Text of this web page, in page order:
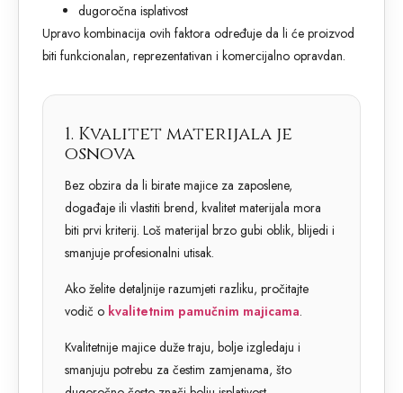
dugoročna isplativost
Upravo kombinacija ovih faktora određuje da li će proizvod
biti funkcionalan, reprezentativan i komercijalno opravdan.
1. Kvalitet materijala je
osnova
Bez obzira da li birate majice za zaposlene,
događaje ili vlastiti brend, kvalitet materijala mora
biti prvi kriterij. Loš materijal brzo gubi oblik, blijedi i
smanjuje profesionalni utisak.
Ako želite detaljnije razumjeti razliku, pročitajte
vodič o kvalitetnim pamučnim majicama.
Kvalitetnije majice duže traju, bolje izgledaju i
smanjuju potrebu za čestim zamjenama, što